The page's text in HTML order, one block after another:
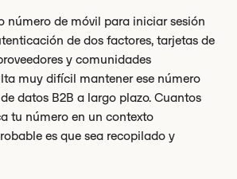
número de móvil para iniciar sesión
de dos factores, tarjetas de
y comunidades
muy difícil mantener ese número
datos B2B a largo plazo. Cuantos
tu número en un contexto
es que sea recopilado y